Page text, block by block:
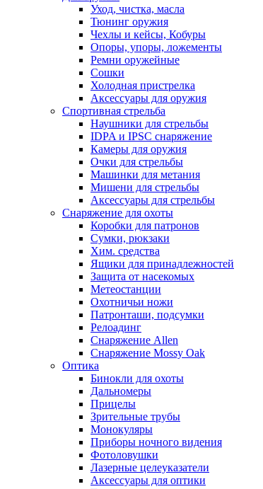
Уход, чистка, масла
Тюнинг оружия
Чехлы и кейсы, Кобуры
Опоры, упоры, ложементы
Ремни оружейные
Сошки
Холодная пристрелка
Аксессуары для оружия
Спортивная стрельба
Наушники для стрельбы
IDPA и IPSC снаряжение
Камеры для оружия
Очки для стрельбы
Машинки для метания
Мишени для стрельбы
Аксессуары для стрельбы
Снаряжение для охоты
Коробки для патронов
Сумки, рюкзаки
Хим. средства
Ящики для принадлежностей
Защита от насекомых
Метеостанции
Охотничьи ножи
Патронташи, подсумки
Релоадинг
Снаряжение Allen
Снаряжение Mossy Oak
Оптика
Бинокли для охоты
Дальномеры
Прицелы
Зрительные трубы
Монокуляры
Приборы ночного видения
Фотоловушки
Лазерные целеуказатели
Аксессуары для оптики